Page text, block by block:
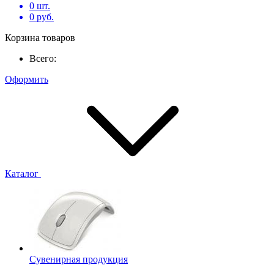
0 шт.
0 руб.
Корзина товаров
Всего:
Оформить
Каталог
Сувенирная продукция